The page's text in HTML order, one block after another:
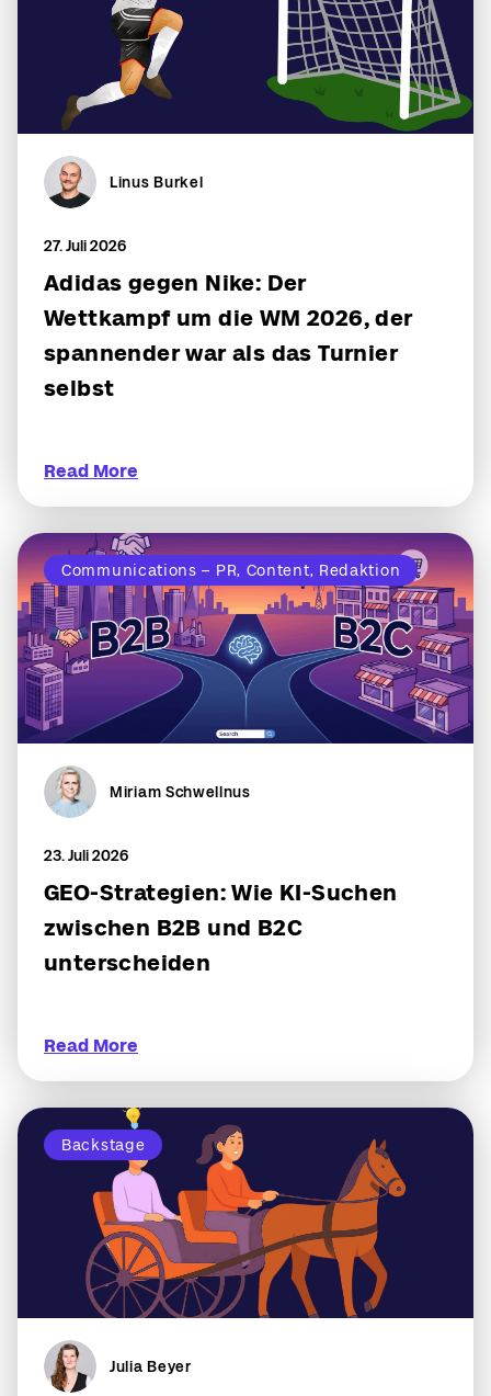
Linus Burkel
27. Juli 2026
Adidas gegen Nike: Der
Wettkampf um die WM 2026, der
spannender war als das Turnier
selbst
Read More
Communications – PR, Content, Redaktion
Miriam Schwellnus
23. Juli 2026
GEO-Strategien: Wie KI-Suchen
zwischen B2B und B2C
unterscheiden
Read More
Backstage
Julia Beyer